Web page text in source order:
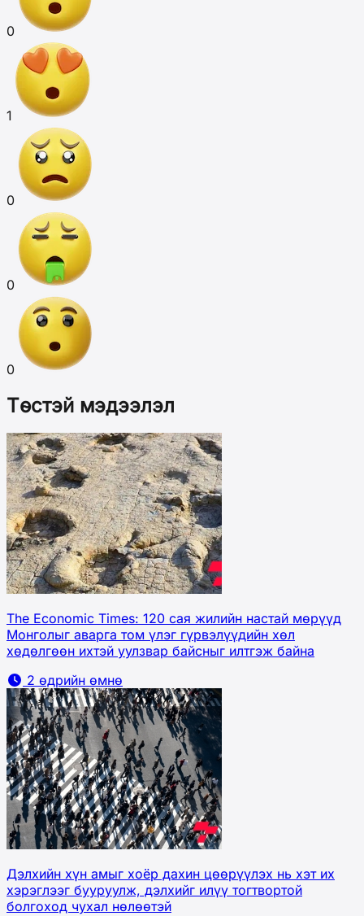
0
1
0
0
0
Төстэй мэдээлэл
The Economic Times: 120 сая жилийн настай мөрүүд
Монголыг аварга том үлэг гүрвэлүүдийн хөл
хөдөлгөөн ихтэй уулзвар байсныг илтгэж байна
2 өдрийн өмнө
Дэлхийн хүн амыг хоёр дахин цөөрүүлэх нь хэт их
хэрэглээг бууруулж, дэлхийг илүү тогтвортой
болгоход чухал нөлөөтэй